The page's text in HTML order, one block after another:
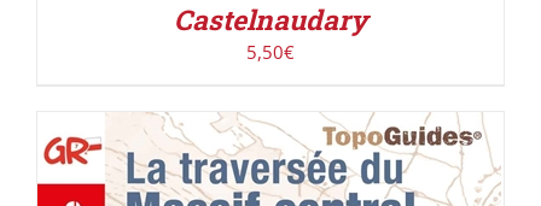
Castelnaudary
5,50€